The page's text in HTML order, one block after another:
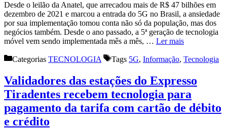
Desde o leilão da Anatel, que arrecadou mais de R$ 47 bilhões em
dezembro de 2021 e marcou a entrada do 5G no Brasil, a ansiedade
por sua implementação tomou conta não só da população, mas dos
negócios também. Desde o ano passado, a 5ª geração de tecnologia
móvel vem sendo implementada mês a mês, … Ler mais
Categorias TECNOLOGIA Tags 5G, Informação, Tecnologia
Validadores das estações do Expresso
Tiradentes recebem tecnologia para
pagamento da tarifa com cartão de débito
e crédito